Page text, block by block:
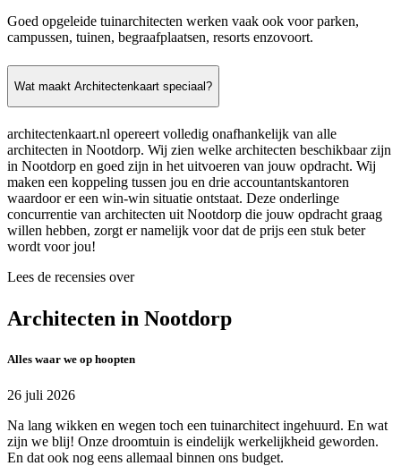
Goed opgeleide tuinarchitecten werken vaak ook voor parken,
campussen, tuinen, begraafplaatsen, resorts enzovoort.
Wat maakt Architectenkaart speciaal?
architectenkaart.nl opereert volledig onafhankelijk van alle
architecten in Nootdorp. Wij zien welke architecten beschikbaar zijn
in Nootdorp en goed zijn in het uitvoeren van jouw opdracht. Wij
maken een koppeling tussen jou en drie accountantskantoren
waardoor er een win-win situatie ontstaat. Deze onderlinge
concurrentie van architecten uit Nootdorp die jouw opdracht graag
willen hebben, zorgt er namelijk voor dat de prijs een stuk beter
wordt voor jou!
Lees de recensies over
Architecten in Nootdorp
Alles waar we op hoopten
26 juli 2026
Na lang wikken en wegen toch een tuinarchitect ingehuurd. En wat
zijn we blij! Onze droomtuin is eindelijk werkelijkheid geworden.
En dat ook nog eens allemaal binnen ons budget.